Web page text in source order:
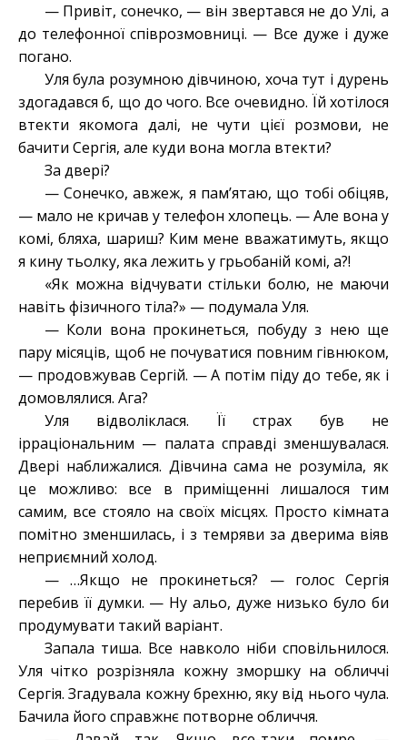
— Привіт, сонечко, — він звертався не до Улі, а
до телефонної співрозмовниці. — Все дуже і дуже
погано.
Уля була розумною дівчиною, хоча тут і дурень
здогадався б, що до чого. Все очевидно. Їй хотілося
втекти якомога далі, не чути цієї розмови, не
бачити Сергія, але куди вона могла втекти?
За двері?
— Сонечко, авжеж, я пам’ятаю, що тобі обіцяв,
— мало не кричав у телефон хлопець. — Але вона у
комі, бляха, шариш? Ким мене вважатимуть, якщо
я кину тьолку, яка лежить у грьобаній комі, а?!
«Як можна відчувати стільки болю, не маючи
навіть фізичного тіла?» — подумала Уля.
— Коли вона прокинеться, побуду з нею ще
пару місяців, щоб не почуватися повним гівнюком,
— продовжував Сергій. — А потім піду до тебе, як і
домовлялися. Ага?
Уля відволіклася. Її страх був не
ірраціональним — палата справді зменшувалася.
Двері наближалися. Дівчина сама не розуміла, як
це можливо: все в приміщенні лишалося тим
самим, все стояло на своїх місцях. Просто кімната
помітно зменшилась, і з темряви за дверима віяв
неприємний холод.
— …Якщо не прокинеться? — голос Сергія
перебив її думки. — Ну альо, дуже низько було би
продумувати такий варіант.
Запала тиша. Все навколо ніби сповільнилося.
Уля чітко розрізняла кожну зморшку на обличчі
Сергія. Згадувала кожну брехню, яку від нього чула.
Бачила його справжнє потворне обличчя.